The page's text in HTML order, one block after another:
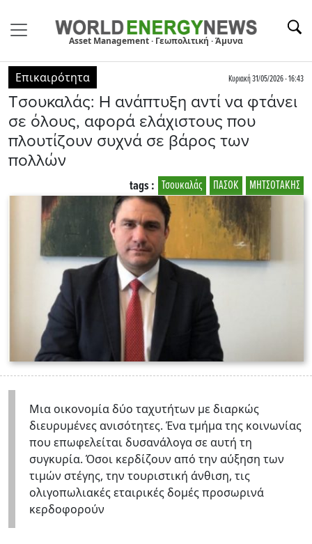
Asset Management · Γεωπολιτική · Άμυνα
Επικαιρότητα Κυριακή 31/05/2026 - 16:43
Tσουκαλάς: Η ανάπτυξη αντί να φτάνει
σε όλους, αφορά ελάχιστους που
πλουτίζουν συχνά σε βάρος των
πολλών
ΜΗΤΣΟΤΑΚΗΣ
ΠΑΣΟΚ
Τσουκαλάς
tags :
Μια οικονομία δύο ταχυτήτων με διαρκώς
διευρυμένες ανισότητες. Ένα τμήμα της κοινωνίας
που επωφελείται δυσανάλογα σε αυτή τη
συγκυρία. Όσοι κερδίζουν από την αύξηση των
τιμών στέγης, την τουριστική άνθιση, τις
ολιγοπωλιακές εταιρικές δομές προσωρινά
κερδοφορούν